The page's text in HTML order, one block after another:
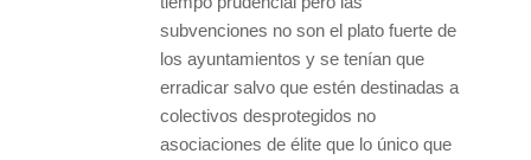
subvenciones no son el plato fuerte de
los ayuntamientos y se tenían que
erradicar salvo que estén destinadas a
colectivos desprotegidos no
asociaciones de élite que lo único que